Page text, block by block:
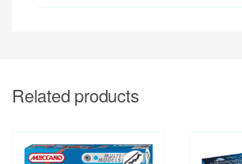
Related products